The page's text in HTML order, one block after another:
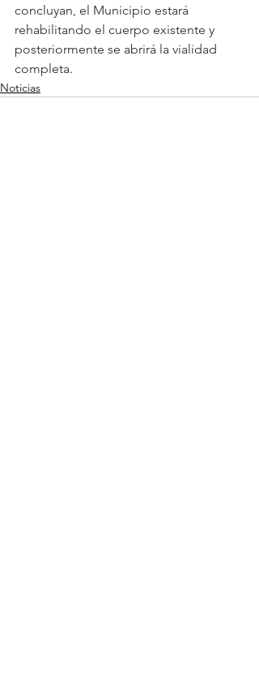
concluyan, el Municipio estará
rehabilitando el cuerpo existente y
posteriormente se abrirá la vialidad
completa.
Noticias